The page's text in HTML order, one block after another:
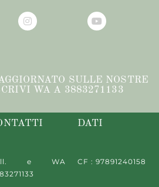
SULLE NOSTRE
WA A 3883271133
e WA
DATI
CF : 97891240158